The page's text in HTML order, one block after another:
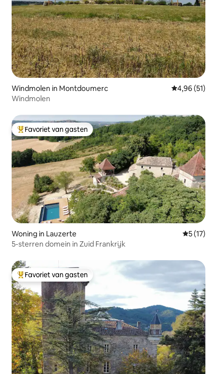
Windmolen in Montdoumerc Gemiddelde
4,96 (51)
Windmolen
Topfavoriet van gasten
Favoriet van gasten
Woning in Lauzerte
5 (17)
5-sterren domein in Zuid Frankrijk
Topfavoriet van gasten
Favoriet van gasten